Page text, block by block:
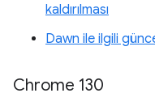
kaldırılması
Dawn ile ilgili
Chrome 130